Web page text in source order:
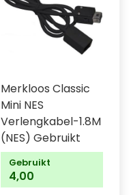
Merkloos Classic
Mini NES
Verlengkabel-1.8M
(NES) Gebruikt
Gebruikt
4,00